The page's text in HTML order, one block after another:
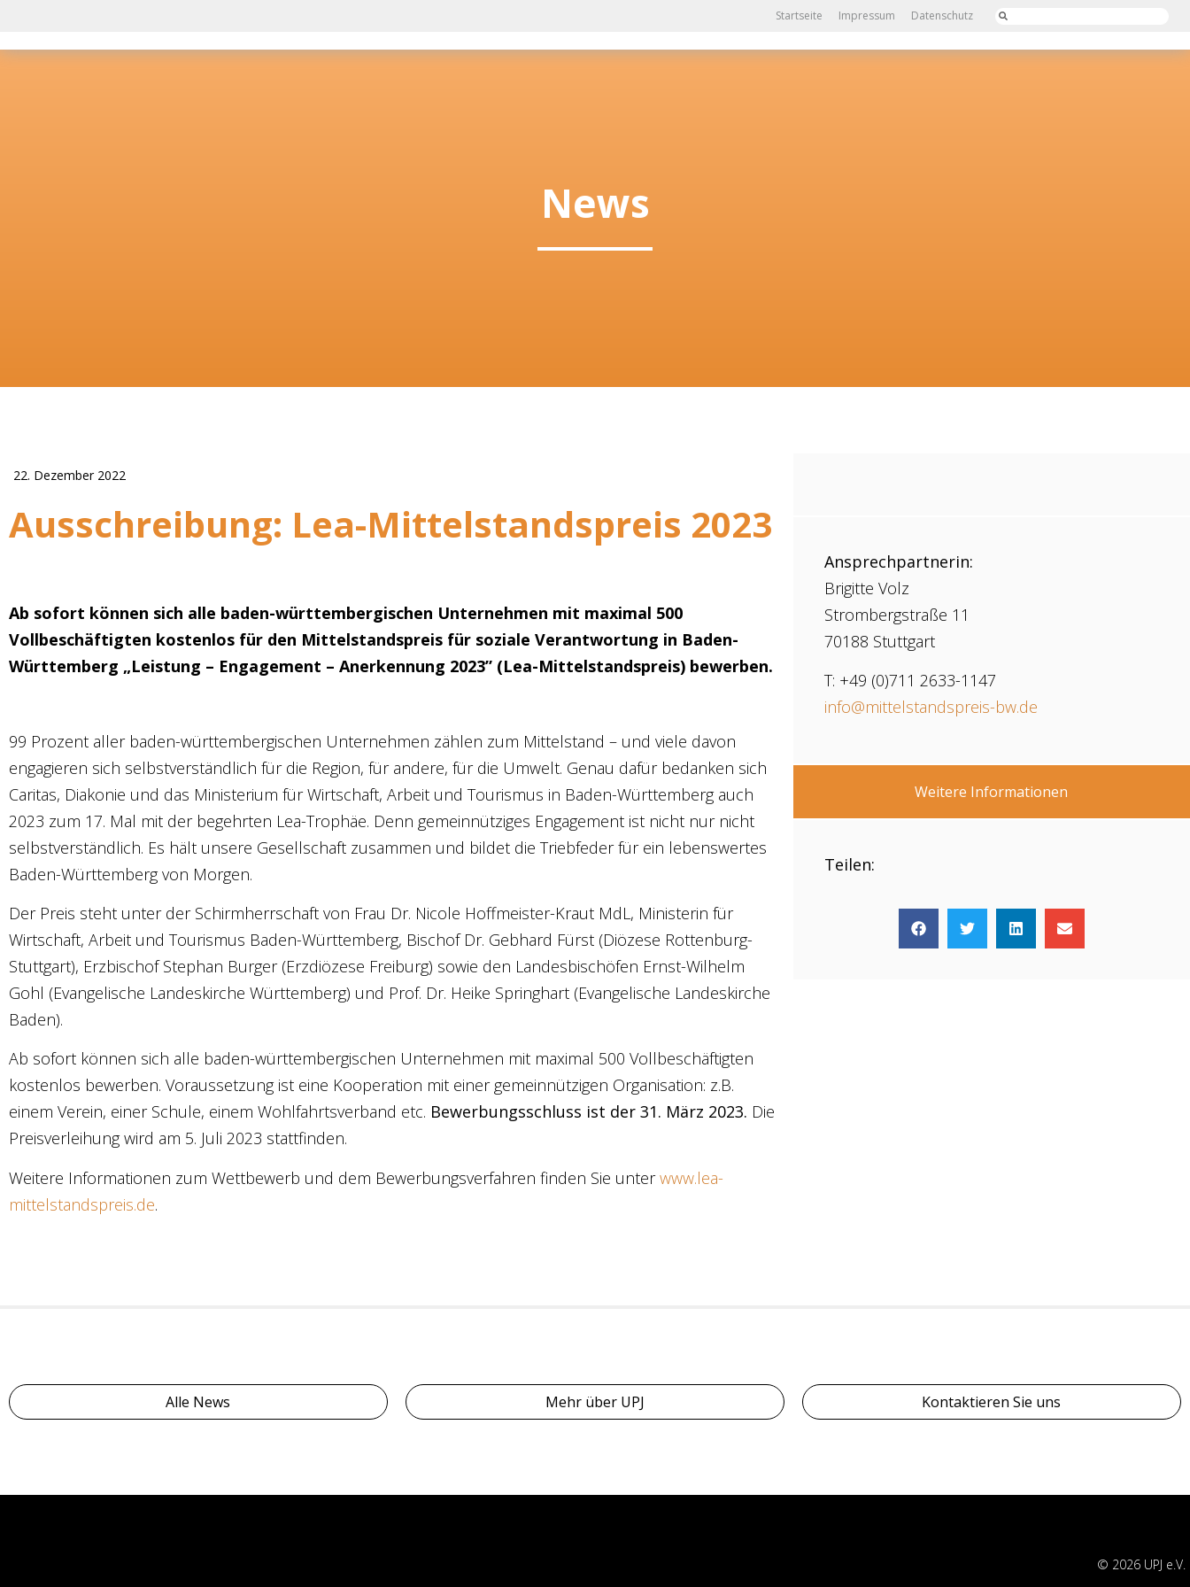
Startseite Impressum Datenschutz
News
22. Dezember 2022
Ausschreibung: Lea-Mittelstandspreis 2023
Ab sofort können sich alle baden-württembergischen Unternehmen mit maximal 500
Vollbeschäftigten kostenlos für den Mittelstandspreis für soziale Verantwortung in Baden-
Württemberg „Leistung – Engagement – Anerkennung 2023” (Lea-Mittelstandspreis) bewerben.
99 Prozent aller baden-württembergischen Unternehmen zählen zum Mittelstand – und viele davon
engagieren sich selbstverständlich für die Region, für andere, für die Umwelt. Genau dafür bedanken sich
Caritas, Diakonie und das Ministerium für Wirtschaft, Arbeit und Tourismus in Baden-Württemberg auch
2023 zum 17. Mal mit der begehrten Lea-Trophäe. Denn gemeinnütziges Engagement ist nicht nur nicht
selbstverständlich. Es hält unsere Gesellschaft zusammen und bildet die Triebfeder für ein lebenswertes
Baden-Württemberg von Morgen.
Der Preis steht unter der Schirmherrschaft von Frau Dr. Nicole Hoffmeister-Kraut MdL, Ministerin für
Wirtschaft, Arbeit und Tourismus Baden-Württemberg, Bischof Dr. Gebhard Fürst (Diözese Rottenburg-
Stuttgart), Erzbischof Stephan Burger (Erzdiözese Freiburg) sowie den Landesbischöfen Ernst-Wilhelm
Gohl (Evangelische Landeskirche Württemberg) und Prof. Dr. Heike Springhart (Evangelische Landeskirche
Baden).
Ab sofort können sich alle baden-württembergischen Unternehmen mit maximal 500 Vollbeschäftigten
kostenlos bewerben. Voraussetzung ist eine Kooperation mit einer gemeinnützigen Organisation: z.B.
einem Verein, einer Schule, einem Wohlfahrtsverband etc. Bewerbungsschluss ist der 31. März 2023. Die
Preisverleihung wird am 5. Juli 2023 stattfinden.
Weitere Informationen zum Wettbewerb und dem Bewerbungsverfahren finden Sie unterwww.lea-
mittelstandspreis.de.
Ansprechpartnerin:
Brigitte Volz
Strombergstraße 11
70188 Stuttgart
T: +49 (0)711 2633-1147
info@mittelstandspreis-bw.de
Weitere Informationen
Teilen:
Alle News Mehr über UPJ Kontaktieren Sie uns
© 2026 UPJ e.V.